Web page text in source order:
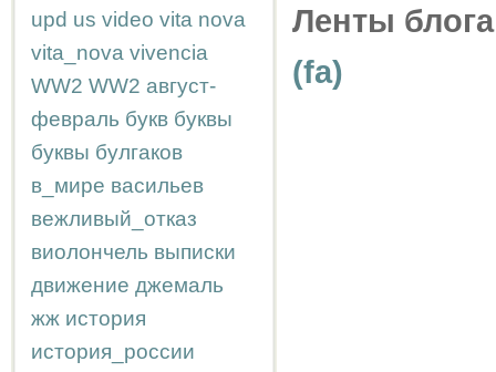
upd us video vita nova
vita_nova vivencia
WW2 WW2 август-
февраль букв буквы
буквы булгаков
в_мире васильев
вежливый_отказ
виолончель выписки
движение джемаль
жж история
история_россии
Ленты
(fa)